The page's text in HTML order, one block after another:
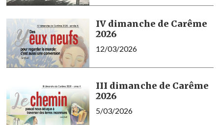
IV dimanche de Carême
2026
12/03/2026
III dimanche de Carême
2026
5/03/2026